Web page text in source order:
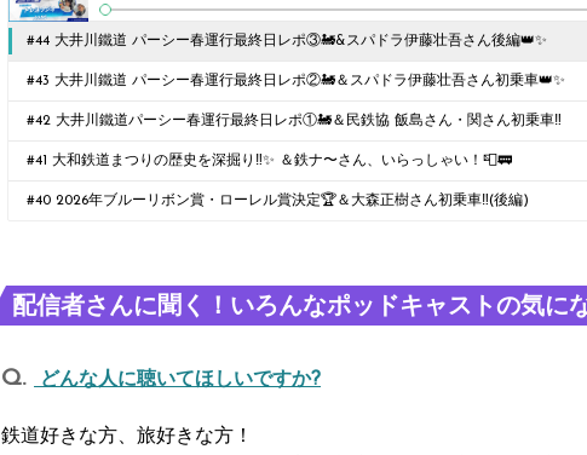
#44 大井川鐵道 パーシー春運行最終日レポ③🚂&スパドラ伊藤壮吾さん後編👑✨
#43 大井川鐵道 パーシー春運行最終日レポ②🚂＆スパドラ伊藤壮吾さん初乗車👑✨
#42 大井川鐵道パーシー春運行最終日レポ①🚂＆民鉄協 飯島さん・関さん初乗車‼️
#41 大和鉄道まつりの歴史を深掘り‼️✨ ＆鉄ナ〜さん、いらっしゃい！📮🚃
#40 2026年ブルーリボン賞・ローレル賞決定🏆＆大森正樹さん初乗車‼️(後編)
配信者さんに聞く！いろんなポッドキャストの気に
どんな人に聴いてほしいですか?
鉄道好きな方、旅好きな方！